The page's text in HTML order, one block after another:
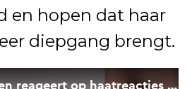
en hopen dat haar
diepgang brengt.